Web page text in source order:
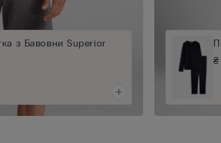
з Бавовни Superior